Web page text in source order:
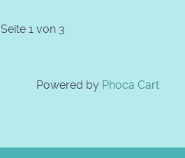
Seite 1 von 3
Powered by Phoca Cart